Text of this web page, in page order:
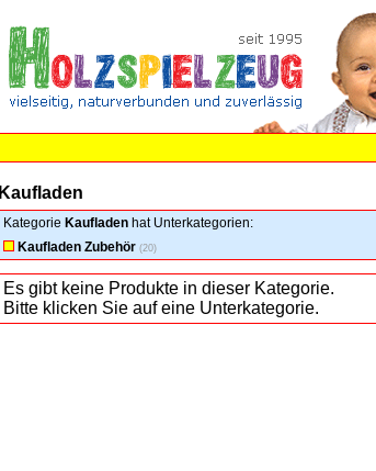
Kaufladen
Kategorie Kaufladen hat Unterkategorien:
Kaufladen Zubehör (20)
Es gibt keine Produkte in dieser Kategorie.
Bitte klicken Sie auf eine Unterkategorie.